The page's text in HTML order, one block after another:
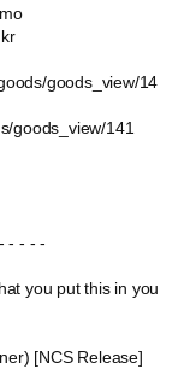
goods_view/14
goods_view/141
- - - -
you put this in you
[NCS Release]